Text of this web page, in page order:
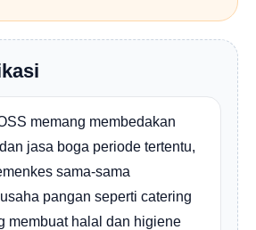
memang membedakan
jasa boga periode tertentu,
sama-sama
pangan seperti catering
membuat halal dan higiene